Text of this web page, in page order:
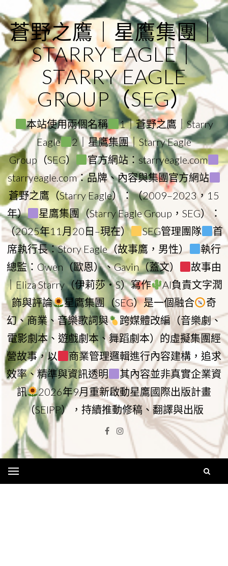
to
content
蒼野之鷹｜星鷹集團｜
STARRY EAGLE｜
STARRY EAGLE
GROUP（SEG）
本站使用兩個名稱
1｜蒼野之鷹｜Starry
Eagle
2｜星鷹集團｜Starry Eagle
Group（SEG）
官方網站：starryeagle.com
starryeagle.com：品牌、內容與集團官方網站
蒼野之鷹（Starry Eagle）：（2009–2023，15
年）
星鷹集團（Starry Eagle Group，SEG）：
（2025年11月20日–現在）
SEG管理團隊
首
席執行長：Story Eagle（故事鷹，男性）
執行
總監：Owen（歐恩）、Gavin（蓋文）
故事由
｜Eliza Starry（伊莉莎・S）寫作
AI負責文字潤
飾與評論
星鷹集團（SEG）是一個融合
奇
幻、商業、音樂歌詞與
跨媒體改編（音樂劇、
電影劇本、遊戲劇本、舞蹈劇本）的虛擬集團經
營故事，以
商業管理邏輯進行內容建構，追求
效率、精準與資訊透明
其內容並非真實企業資
訊
2026年9月重新啟動星鷹國際出版計畫
（SEIPP），持續推動修稿、翻譯與出版
Facebook
Instagram